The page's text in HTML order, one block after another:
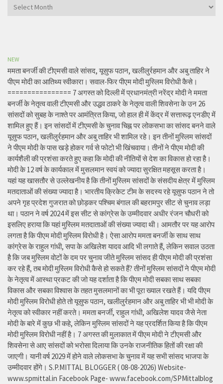
Archives
NEW
ममता बनर्जी की टीएमसी वाले सांसद, यूसुफ पठान, खलीलुर्रहमान और अबु ताहिर ने
पीएम मोदी का आतिथ्य स्वीकारा। सवाल-फिर पीएम मोदी मुस्लिम विरोधी कैसे।
================ 7 अगस्त को दिल्ली में प्रधानमंत्री नरेंद्र मोदी ने ममता
बनर्जी के नेतृत्व वाली टीएमसी और उद्धव ठाकरे के नेतृत्व वाली शिवसेना के उन 26
सांसदों को सुबह के नाश्ते पर आमंत्रित किया, जो हाल ही में केंद्र में सत्तारूढ़ एनडीए में
शामिल हुए हैं। इन सांसदों में टीएमसी के चुनाव चिह्न पर लोकसभा का सांसद बनने वाले
यूसुफ पठान, खलीलुर्रहमान और अबु ताहिर भी शामिल रहे। इन तीनों मुस्लिम सांसदों
ने पीएम मोदी के पास खड़े होकर गर्व से फोटो भी खिंचवाया। तीनों ने पीएम मोदी की
कार्यशैली की प्रशंसा करते हुए कहा कि मोदी की नीतियों से देश का विकास हो रहा है।
मोदी के 12 वर्ष के कार्यकाल में मुसलमान स्वयं को ज्यादा सुरक्षित महसूस करता है।
यहां यह खासतौर से उल्लेखनीय है कि तीनों मुस्लिम सांसदों के संसदीय क्षेत्र में मुस्लिम
मतदाताओं की संख्या ज्यादा है। भारतीय क्रिकेट टीम के सदस्य रहे यूसुफ पठान ने तो
अपने गृह प्रदेश गुजरात को छोड़कर पश्चिम बंगाल की बहरामपुर सीट से चुनाव लड़ा
था। पठान ने वर्ष 2024 में इस सीट से कांग्रेस के उम्मीदवार अधीर रंजन चौधरी को
इसलिए हराया कि यहां मुस्लिम मतदाताओं की संख्या ज्यादा थी। आमतौर पर यह आरोप
लगता है कि पीएम मोदी मुस्लिम विरोधी है। ऐसा आरोप ममता बनर्जी के साथ साथ
कांग्रेस के राहुल गांधी, सपा के अखिलेश यादव आदि भी लगाते हैं, लेकिन सवाल उठता
है कि जब मुस्लिम वोटों के दम पर चुनाव जीते मुस्लिम सांसद ही पीएम मोदी की प्रशंसा
कर रहे हैं, तब मोदी मुस्लिम विरोधी कैसे हो सकते हैं? तीनों मुस्लिम सांसदों ने पीएम मोदी
के नेतृत्व में आस्था प्रकट की जो यह दर्शाता है कि पीएम मोदी सबका साथ सबका
विकास और सबका विश्वास के तहत मुसलमानों का भी पूरा ख्याल रखते हैं। यदि पीएम
मोदी मुस्लिम विरोधी होते तो यूसुफ पठान, खलीलुर्रहमान और अबु ताहिर भी भी मोदी के
नेतृत्व को स्वीकार नहीं करते। ममता बनर्जी, राहुल गांधी, अखिलेश यादव जैसे नेता
मोदी के बारे में कुछ भी कहे, लेकिन मुस्लिम सांसदों ने यह प्रदर्शित किया है कि पीएम
मोदी मुस्लिम विरोधी नहीं है। 7 अगस्त की मुलाकात में पीएम मोदी ने टीएमसी और
शिवसेना से आए सांसदों को भरोसा दिलाया कि उनके राजनीतिक हितों की रक्षा की
जाएगी। यानी वर्ष 2029 में होने वाले लोकसभा के चुनाव में यह सभी सांसद भाजपा के
उम्मीदवार होंगे। S.P.MITTAL BLOGGER ( 08-08-2026) Website-
www.spmittal.in Facebook Page- www.facebook.com/SPMittalblog